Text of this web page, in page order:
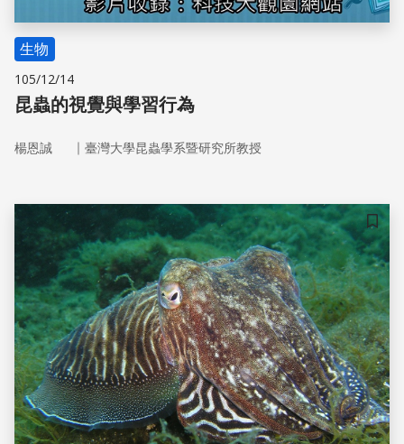
生物
105/12/14
昆蟲的視覺與學習行為
楊恩誠 ｜ 臺灣大學昆蟲學系暨研究所教授
儲存